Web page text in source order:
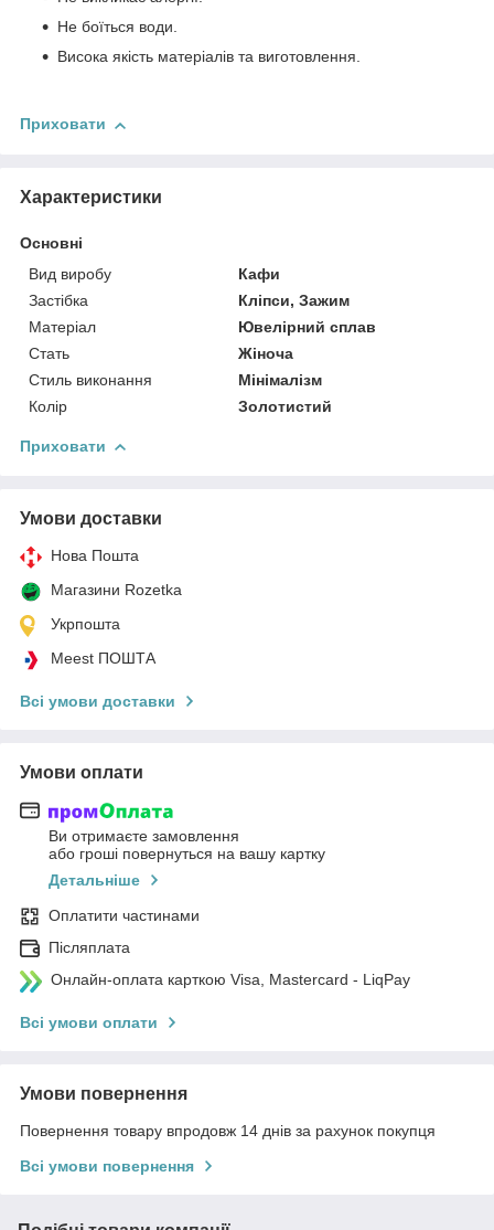
Не боїться води.
Висока якість матеріалів та виготовлення.
Приховати
Характеристики
Основні
Вид виробу
Кафи
Застібка
Кліпси, Зажим
Матеріал
Ювелірний сплав
Стать
Жіноча
Стиль виконання
Мінімалізм
Колір
Золотистий
Приховати
Умови доставки
Нова Пошта
Магазини Rozetka
Укрпошта
Meest ПОШТА
Всі умови доставки
Умови оплати
Ви отримаєте замовлення
або гроші повернуться на вашу картку
Детальніше
Оплатити частинами
Післяплата
Онлайн-оплата карткою Visa, Mastercard - LiqPay
Всі умови оплати
Умови повернення
Повернення товару впродовж 14 днів за рахунок покупця
Всі умови повернення